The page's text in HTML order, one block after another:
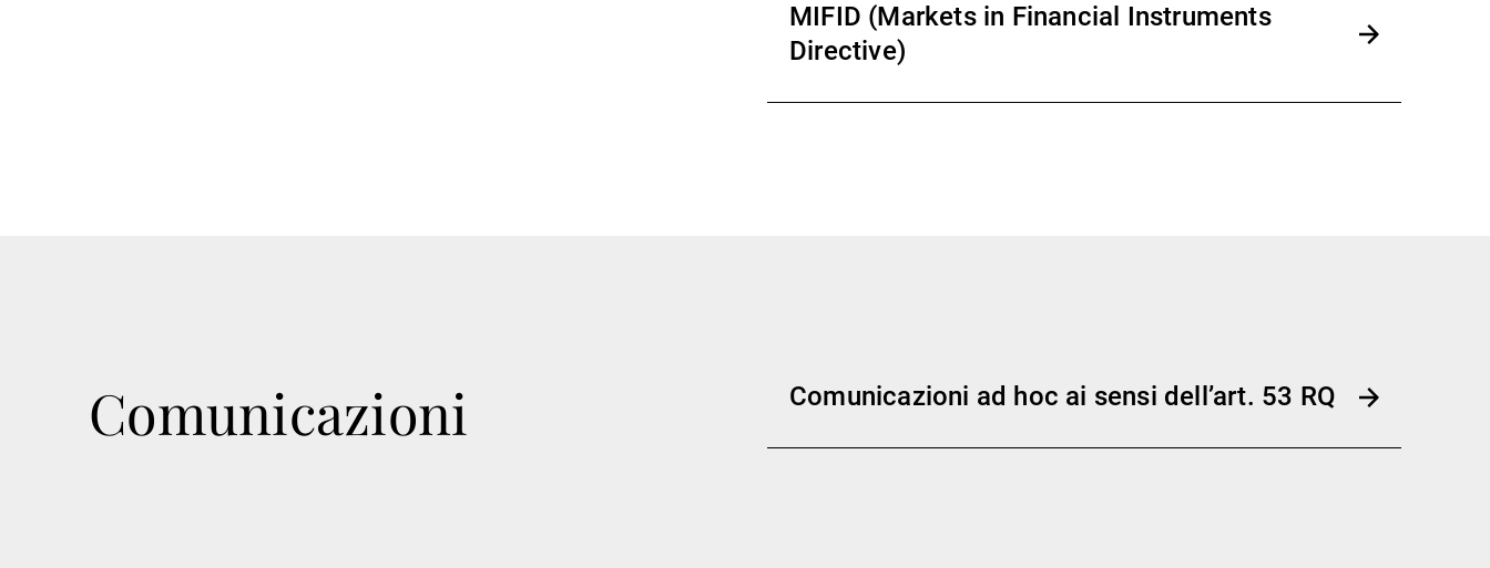
MIFID (Markets in Financial Instruments
Directive)
Comunicazioni Comunicazioni ad hoc ai sensi dell’art. 53 RQ